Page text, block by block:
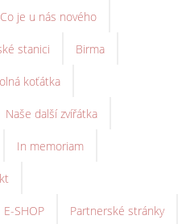
Co je u nás nového
stanici Birma
koťátka
Naše další zvířátka
In memoriam
E-SHOP Partnerské stránky